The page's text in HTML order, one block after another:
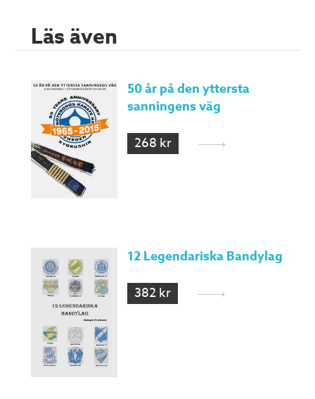
Läs även
50 år på den yttersta
sanningens väg
268 kr
12 Legendariska Bandylag
382 kr